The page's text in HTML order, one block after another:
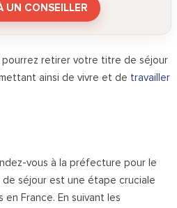
UN CONSEILLER
pourrez retirer votre titre de séjour
ainsi de vivre et de travailler
vous à la préfecture pour le
séjour est une étape cruciale
France. En suivant les